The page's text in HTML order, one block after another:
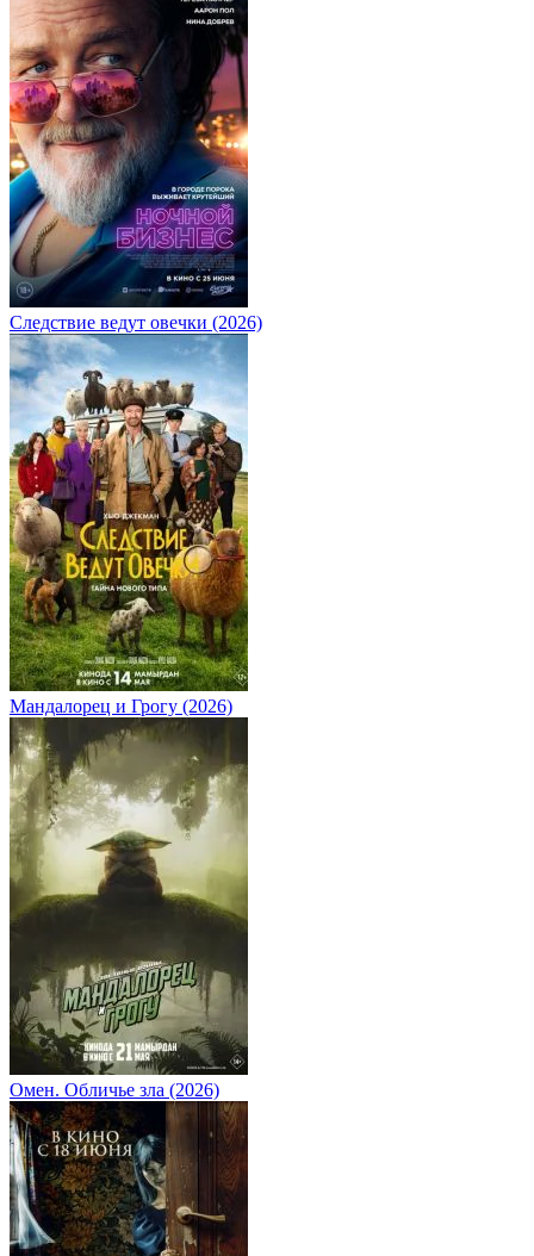
Следствие ведут овечки (2026)
Мандалорец и Грогу (2026)
Омен. Обличье зла (2026)